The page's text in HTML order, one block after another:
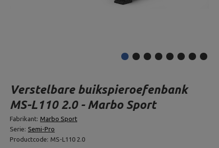
Verstelbare buikspieroefenbank
MS-L110 2.0 - Marbo Sport
Fabrikant: Marbo Sport
Serie: Semi-Pro
Productcode: MS-L110 2.0